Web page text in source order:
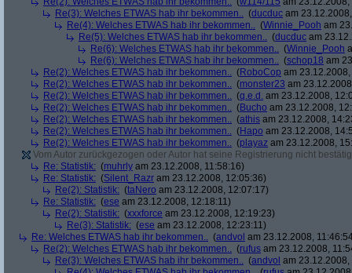
Re(3): Welches ETWAS hab ihr bekommen.. (ducduc am
Re(4): Welches ETWAS hab ihr bekommen.. (Winnie_Pooh am
Re(5): Welches ETWAS hab ihr bekommen.. (ducduc am
Re(6): Welches ETWAS hab ihr bekommen.. (Winnie_Pooh
Re(6): Welches ETWAS hab ihr bekommen.. (schop18 am
Re(2): Welches ETWAS hab ihr bekommen.. (RoboCop am
Re(2): Welches ETWAS hab ihr bekommen.. (monster23 am
Re(2): Welches ETWAS hab ihr bekommen.. (q.e.d. am 23.12.2008,
Re(2): Welches ETWAS hab ihr bekommen.. (Bucho am 23.12.2008,
Re(2): Welches ETWAS hab ihr bekommen.. (athis am 23.12.2008,
Re(2): Welches ETWAS hab ihr bekommen.. (Hapo am 23.12.2008,
Re(2): Welches ETWAS hab ihr bekommen.. (playaz am 23.12.2008,
Vom Autor zurückgezogen oder Autor hat seine Registrierung nicht
Re: Statistik: (muhrly am 23.12.2008, 11:58:16)
Re: Statistik: (Silent_Razr am 23.12.2008, 12:05:36)
Re(2): Statistik: (taNero am 23.12.2008, 12:07:17)
Re: Statistik: (ese am 23.12.2008, 12:18:11)
Re(2): Statistik: (xxxforce am 23.12.2008, 12:19:23)
Re(3): Statistik: (ese am 23.12.2008, 12:23:11)
Re: Welches ETWAS hab ihr bekommen.. (andvol am 23.12.2008,
Re(2): Welches ETWAS hab ihr bekommen.. (rufus am 23.12.2008,
Re(3): Welches ETWAS hab ihr bekommen.. (andvol am